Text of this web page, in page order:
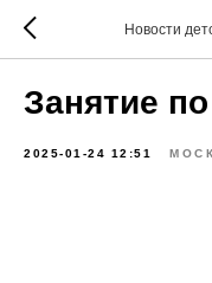
Новости
Занятие
2025-01-24 12:51